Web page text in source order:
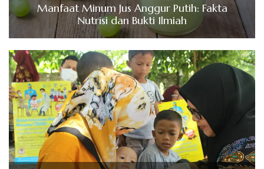
Manfaat Minum Jus Anggur Putih: Fakta
Nutrisi dan Bukti Ilmiah